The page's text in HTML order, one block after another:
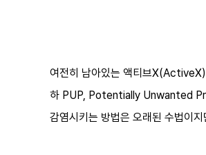
여전히 남아있는 액티브X(ActiveX)
하 PUP, Potentially Unwanted
감염시키는 방법은 오래된 수법이